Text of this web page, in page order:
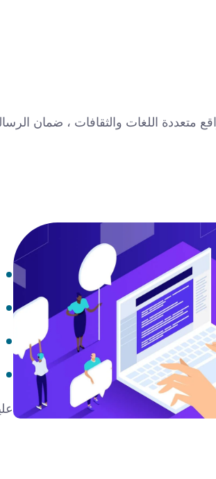
متعددة اللغات والثقافات ، ضمان